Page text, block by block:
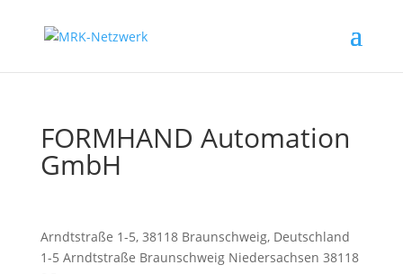
FORMHAND Automation
GmbH
Arndtstraße 1-5, 38118 Braunschweig, Deutschland
1-5 Arndtstraße Braunschweig Niedersachsen 38118